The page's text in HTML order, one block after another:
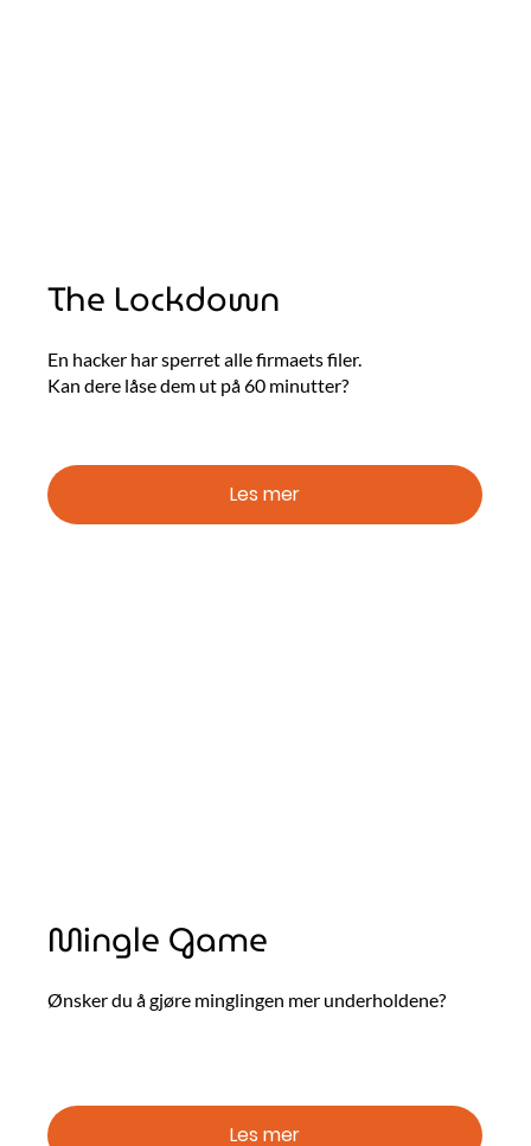
The Lockdown
En hacker har sperret alle firmaets filer.
Kan dere låse dem ut på 60 minutter?
Les mer
Mingle Game
Ønsker du å gjøre minglingen mer underholdene?
Les mer